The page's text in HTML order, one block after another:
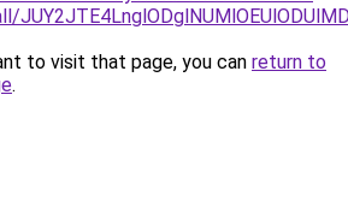
to visit that page, you can return to
.